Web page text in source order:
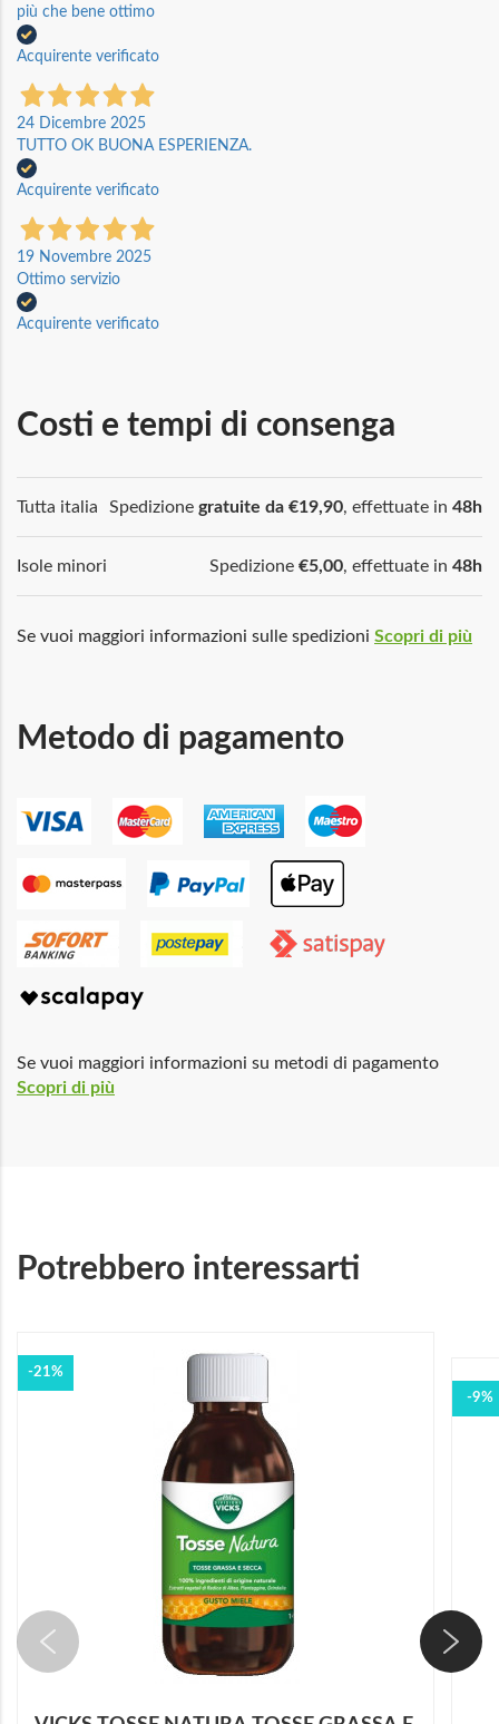
più che bene ottimo
Acquirente verificato
24 Dicembre 2025
TUTTO OK BUONA ESPERIENZA.
Acquirente verificato
19 Novembre 2025
Ottimo servizio
Acquirente verificato
Costi e tempi di consenga
Tutta italia Spedizione gratuite da €19,90, effettuate in 48h
Isole minori Spedizione €5,00, effettuate in 48h
Se vuoi maggiori informazioni sulle spedizioni Scopri di più
Metodo di pagamento
Se vuoi maggiori informazioni su metodi di pagamento
Scopri di più
Potrebbero interessarti
-21%
-9%